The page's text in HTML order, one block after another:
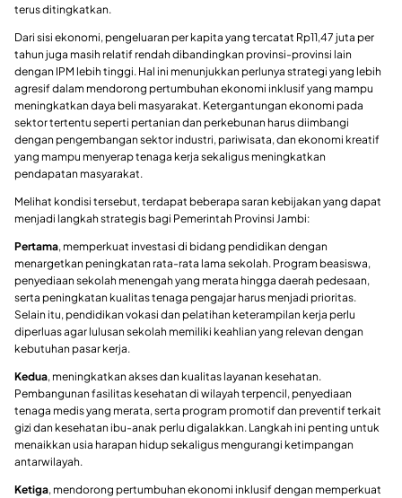
terus ditingkatkan.
Dari sisi ekonomi, pengeluaran per kapita yang tercatat Rp11,47 juta per
tahun juga masih relatif rendah dibandingkan provinsi-provinsi lain
dengan IPM lebih tinggi. Hal ini menunjukkan perlunya strategi yang lebih
agresif dalam mendorong pertumbuhan ekonomi inklusif yang mampu
meningkatkan daya beli masyarakat. Ketergantungan ekonomi pada
sektor tertentu seperti pertanian dan perkebunan harus diimbangi
dengan pengembangan sektor industri, pariwisata, dan ekonomi kreatif
yang mampu menyerap tenaga kerja sekaligus meningkatkan
pendapatan masyarakat.
Melihat kondisi tersebut, terdapat beberapa saran kebijakan yang dapat
menjadi langkah strategis bagi Pemerintah Provinsi Jambi:
Pertama, memperkuat investasi di bidang pendidikan dengan
menargetkan peningkatan rata-rata lama sekolah. Program beasiswa,
penyediaan sekolah menengah yang merata hingga daerah pedesaan,
serta peningkatan kualitas tenaga pengajar harus menjadi prioritas.
Selain itu, pendidikan vokasi dan pelatihan keterampilan kerja perlu
diperluas agar lulusan sekolah memiliki keahlian yang relevan dengan
kebutuhan pasar kerja.
Kedua, meningkatkan akses dan kualitas layanan kesehatan.
Pembangunan fasilitas kesehatan di wilayah terpencil, penyediaan
tenaga medis yang merata, serta program promotif dan preventif terkait
gizi dan kesehatan ibu-anak perlu digalakkan. Langkah ini penting untuk
menaikkan usia harapan hidup sekaligus mengurangi ketimpangan
antarwilayah.
Ketiga, mendorong pertumbuhan ekonomi inklusif dengan memperkuat